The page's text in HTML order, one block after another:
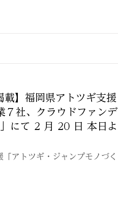
載】福岡県アトツギ支援
７社、クラウドファンデ
にて 2 月 20 日 本日よ
アトツギ・ジャンプモノづく